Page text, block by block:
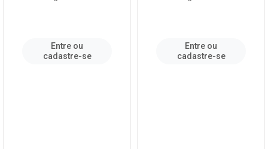
Entre ou
cadastre-se
Entre ou
cadastre-se